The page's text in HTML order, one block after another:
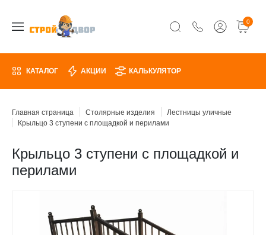
0
КАТАЛОГ АКЦИИ КАЛЬКУЛЯТОР
Главная страница Столярные изделия
Лестницы уличные
Крыльцо 3 ступени с площадкой и перилами
Крыльцо 3 ступени с площадкой и
перилами